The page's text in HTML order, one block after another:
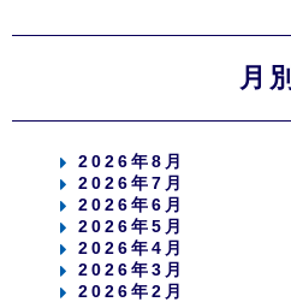
月別
2026年8月
2026年7月
2026年6月
2026年5月
2026年4月
2026年3月
2026年2月